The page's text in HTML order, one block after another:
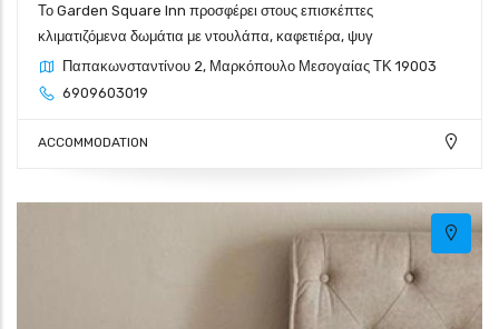
Το Garden Square Inn προσφέρει στους επισκέπτες
κλιματιζόμενα δωμάτια με ντουλάπα, καφετιέρα, ψυγ
Παπακωνσταντίνου 2, Μαρκόπουλο Μεσογαίας ΤΚ 19003
6909603019
ACCOMMODATION